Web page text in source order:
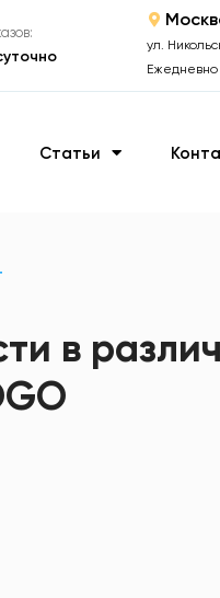
ул.
Статьи
в